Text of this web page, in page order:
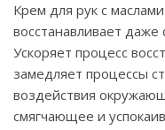
Крем для рук с
восстанавливает
Ускоряет процесс
замедляет процессы
воздействия
смягчающее и